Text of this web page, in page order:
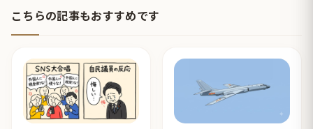
こちらの記事もおすすめです